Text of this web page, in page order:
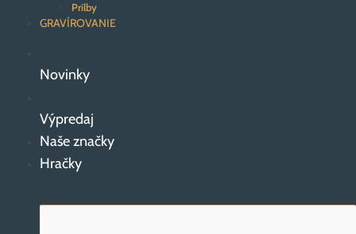
Prilby
GRAVÍROVANIE
Novinky
Výpredaj
Naše značky
Hračky